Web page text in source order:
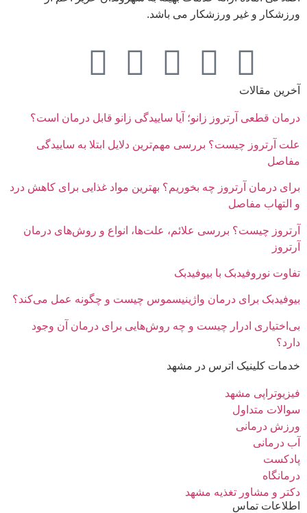
و غیر ورزشکار می باشد.
مقالات
قطعی آرتروز زانو؛ آیا ساییدگی زانو قابل درمان است؟
آرتروز چیست؟ بررسی مهم‌ترین دلایل ابتلا به ساییدگی
درمان آرتروز چه بخوریم؟ بهترین مواد غذایی برای کاهش درد
التهاب مفاصل
چیست؟ بررسی علائم، علت‌ها، انواع و روش‌های درمان
نوروفیدبک با بیوفیدبک
برای درمان واژینیسموس چیست و چگونه عمل می‌کند؟
ادرار چیست و چه روش‌هایی برای درمان آن وجود
کلینیک اترس در مشهد
مشهد
متداول
درمانی
درمانی
و مشاور تغذیه مشهد
تماس